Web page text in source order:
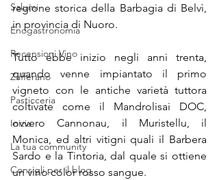
Salumi
Enogastronomia
Recensioni Vino
Zafferano
Pasticceria
Inizia
La tua community
Consigli per il blog
regione storica della Barbagia di Belvì,
in provincia di Nuoro.
Tutto ebbe inizio negli anni trenta,
quando venne impiantato il primo
vigneto con le antiche varietà tuttora
coltivate come il Mandrolisai DOC,
ovvero Cannonau, il Muristellu, il
Monica, ed altri vitigni quali il Barbera
Sardo e la Tintoria, dal quale si ottiene
un vino color rosso sangue.